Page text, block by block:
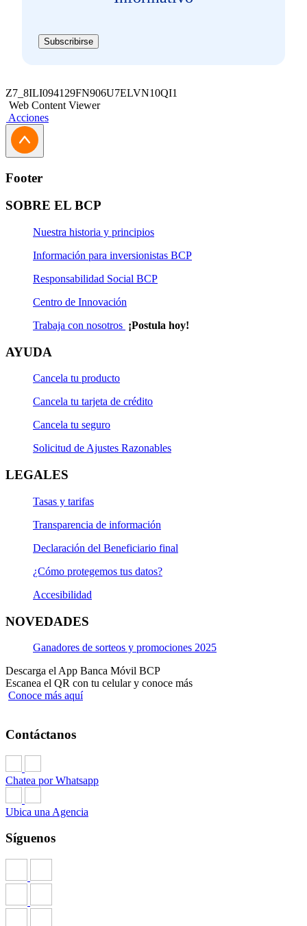
Subscribirse
Z7_8ILI094129FN906U7ELVN10QI1
Web Content Viewer
Acciones
Footer
SOBRE EL BCP
Nuestra historia y principios
Información para inversionistas BCP
Responsabilidad Social BCP
Centro de Innovación
Trabaja con nosotros ¡Postula hoy!
AYUDA
Cancela tu producto
Cancela tu tarjeta de crédito
Cancela tu seguro
Solicitud de Ajustes Razonables
LEGALES
Tasas y tarifas
Transparencia de información
Declaración del Beneficiario final
¿Cómo protegemos tus datos?
Accesibilidad
NOVEDADES
Ganadores de sorteos y promociones 2025
Descarga el App Banca Móvil BCP
Escanea el QR con tu celular y conoce más
Conoce más aquí
Contáctanos
Chatea por Whatsapp
Ubica una Agencia
Síguenos